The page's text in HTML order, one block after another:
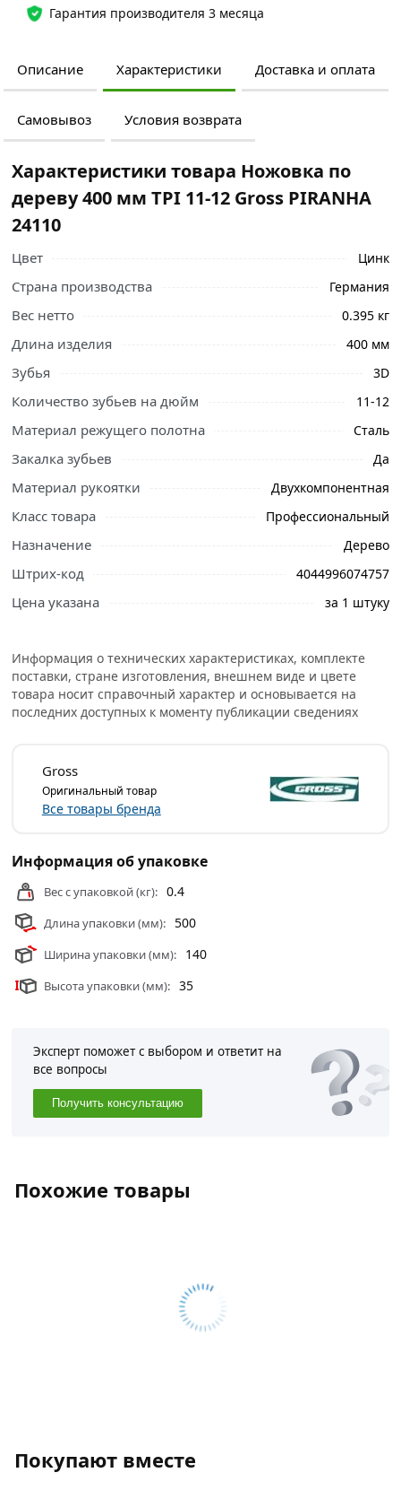
Гарантия производителя 3 месяца
Описание Характеристики Доставка и оплата
Самовывоз Условия возврата
Ознакомьтесь с подробными характеристиками,
описанием и отзывами о товаре, чтобы сделать
профессиональные менеджеры обработают заказ и
свяжутся с Вами для согласования условий доставки
или самовывоза.
Ножовка по дереву Gross PIRANHA 24110 с полотном
шагом 11-12 TPI, 2-компонентной рукояткой,
предназначена для распиловки заготовок из
полиуретан.
Может производить продольный и поперечный распил.
Мелкие зубья с шагом 11-12 TPI позволяют выполнять
производительностью благодаря трехгранной заточке
зубьев. Инструмент используется в столярном деле.
Условия доставки и цены на товар Ножовка по дереву
Ножовкидействительны в Москве и области.
Характеристики товара Ножовка по
дереву 400 мм TPI 11-12 Gross PIRANHA
24110
Цвет Цинк
Страна производства Германия
Вес нетто 0.395 кг
Длина изделия 400 мм
Зубья 3D
Количество зубьев на дюйм 11-12
Материал режущего полотна Сталь
Закалка зубьев Да
Материал рукоятки Двухкомпонентная
Класс товара Профессиональный
Назначение Дерево
Штрих-код 4044996074757
Цена указана за 1 штуку
Информация о технических характеристиках, комплекте
поставки, стране изготовления, внешнем виде и цвете
товара носит справочный характер и основывается на
последних доступных к моменту публикации сведениях
Gross
Оригинальный товар
Все товары бренда
Информация об упаковке
Вес с упаковкой (кг): 0.4
Длина упаковки (мм): 500
Ширина упаковки (мм): 140
Высота упаковки (мм): 35
Эксперт поможет с выбором и ответит на
все вопросы
Получить консультацию
Похожие товары
Покупают вместе